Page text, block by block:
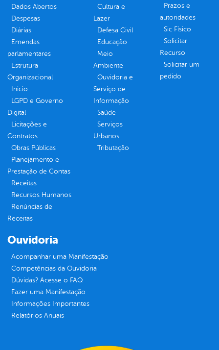
Dados Abertos
Despesas
Diárias
Emendas
parlamentares
Estrutura
Organizacional
Inicio
LGPD e Governo
Digital
Licitações e
Contratos
Obras Públicas
Planejamento e
Prestação de Contas
Receitas
Recursos Humanos
Renúncias de
Receitas
Cultura e
Lazer
Defesa Civil
Educação
Meio
Ambiente
Ouvidoria e
Serviço de
Informação
Saúde
Serviços
Urbanos
Tributação
Prazos e
autoridades
Sic Físico
Solicitar
Recurso
Solicitar um
pedido
Ouvidoria
Acompanhar uma Manifestação
Competências da Ouvidoria
Dúvidas? Acesse o FAQ
Fazer uma Manifestação
Informações Importantes
Relatórios Anuais